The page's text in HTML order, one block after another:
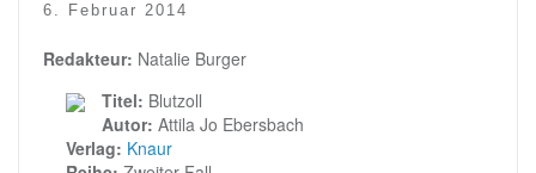
6. Februar 2014
Redakteur: Natalie Burger
Titel: Blutzoll
Autor: Attila Jo Ebersbach
Verlag: Knaur